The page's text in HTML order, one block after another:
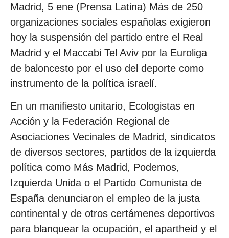
Madrid, 5 ene (Prensa Latina) Más de 250
organizaciones sociales españolas exigieron
hoy la suspensión del partido entre el Real
Madrid y el Maccabi Tel Aviv por la Euroliga
de baloncesto por el uso del deporte como
instrumento de la política israelí.
En un manifiesto unitario, Ecologistas en
Acción y la Federación Regional de
Asociaciones Vecinales de Madrid, sindicatos
de diversos sectores, partidos de la izquierda
política como Más Madrid, Podemos,
Izquierda Unida o el Partido Comunista de
España denunciaron el empleo de la justa
continental y de otros certámenes deportivos
para blanquear la ocupación, el apartheid y el